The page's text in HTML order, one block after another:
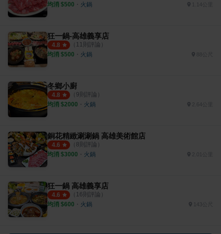
均消 $500 ・ 火鍋 1.14公里
狂一鍋-高雄義享店
4.8 （ 11 則評論）
均消 $500 ・ 火鍋
冬鄉小廚
4.8 （ 9則評論）
均消 $2000 ・ 火鍋 2.64公里
銅花精緻涮涮鍋 高雄美術館店
4.6 （ 8則評論）
均消 $3000 ・ 火鍋
狂一鍋 高雄義享店
4.6 （ 16則評論）
均消 $600 ・ 火鍋 143公尺